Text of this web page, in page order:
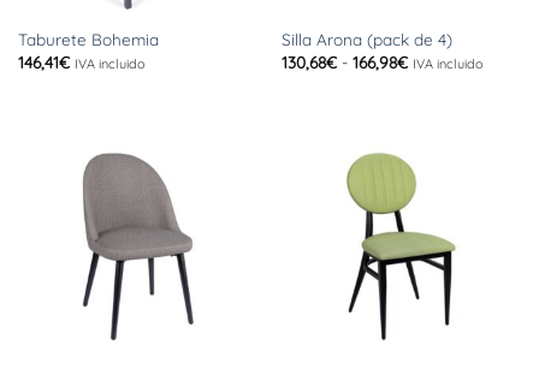
Taburete Bohemia
146,41€ IVA incluido
Silla Arona (pack de 4)
130,68€ - 166,98€Rango
IVA incluido